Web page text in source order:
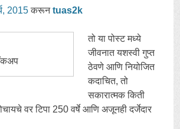
2015करूनtuas2k
तो या पोस्ट मध्ये
जीवनात यशस्वी गुप्त
ठेवणे आणि नियोजित
कदाचित, तो
सकारात्मक किती
वर टिपा 250 वर्षे आणि अजूनही दर्जेदार